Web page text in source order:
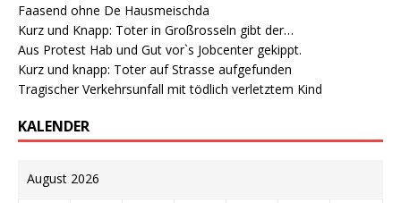
Faasend ohne De Hausmeischda
Kurz und Knapp: Toter in Großrosseln gibt der…
Aus Protest Hab und Gut vor`s Jobcenter gekippt.
Kurz und knapp: Toter auf Strasse aufgefunden
Tragischer Verkehrsunfall mit tödlich verletztem Kind
KALENDER
August 2026